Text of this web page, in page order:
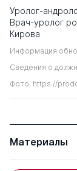
Уролог-
Врач-уролог
Кирова
Информация
Сведения о
Фото: https://
Материалы